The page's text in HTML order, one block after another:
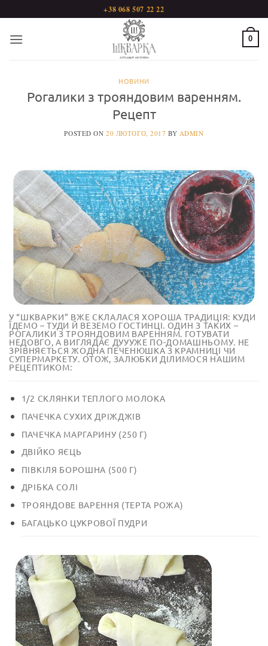
+38 068 507 22 22
0
НОВИНИ
Рогалики з трояндовим варенням.
Рецепт
POSTED ON20 ЛЮТОГО, 2017 BY ADMIN
У “ШКВАРКИ” ВЖЕ СКЛАЛАСЯ ХОРОША ТРАДИЦІЯ: КУДИ
ЇДЕМО – ТУДИ Й ВЕЗЕМО ГОСТИНЦІ. ОДИН З ТАКИХ –
РОГАЛИКИ З ТРОЯНДОВИМ ВАРЕННЯМ. ГОТУВАТИ
НЕДОВГО, А ВИГЛЯДАЄ ДУУУЖЕ ПО-ДОМАШНЬОМУ. НЕ
ЗРІВНЯЄТЬСЯ ЖОДНА ПЕЧЕНЮШКА З КРАМНИЦІ ЧИ
СУПЕРМАРКЕТУ. ОТОЖ, ЗАЛЮБКИ ДІЛИМОСЯ НАШИМ
РЕЦЕПТИКОМ:
1/2 СКЛЯНКИ ТЕПЛОГО МОЛОКА
ПАЧЕЧКА СУХИХ ДРІЖДЖІВ
ПАЧЕЧКА МАРГАРИНУ (250 Г)
ДВІЙКО ЯЄЦЬ
ПІВКІЛЯ БОРОШНА (500 Г)
ДРІБКА СОЛІ
ТРОЯНДОВЕ ВАРЕННЯ (ТЕРТА РОЖА)
БАГАЦЬКО ЦУКРОВОЇ ПУДРИ